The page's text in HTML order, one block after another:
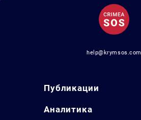
help@krymsos.com
Публикации
Аналитика